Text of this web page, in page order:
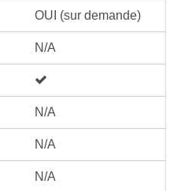
OUI (sur demande)
N/A
N/A
N/A
N/A